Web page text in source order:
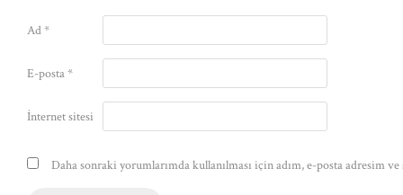
Ad*
E-posta*
İnternet sitesi
Daha sonraki yorumlarımda kullanılması için adım, e-posta adresim